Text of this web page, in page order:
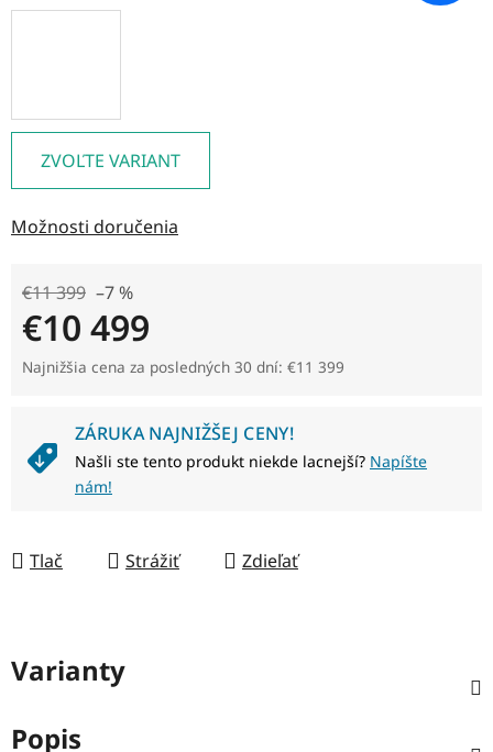
ZVOĽTE VARIANT
Možnosti doručenia
€11 399 –7 %
€10 499
Jednotková cena:
Najnižšia cena za posledných 30 dní: €11 399
ZÁRUKA NAJNIŽŠEJ CENY!
Našli ste tento produkt niekde lacnejší? Napíšte
nám!
Tlač Strážiť Zdieľať
Varianty
Popis